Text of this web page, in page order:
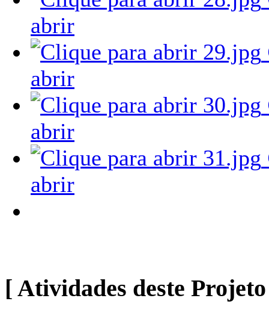
abrir
abrir
abrir
abrir
[ Atividades deste